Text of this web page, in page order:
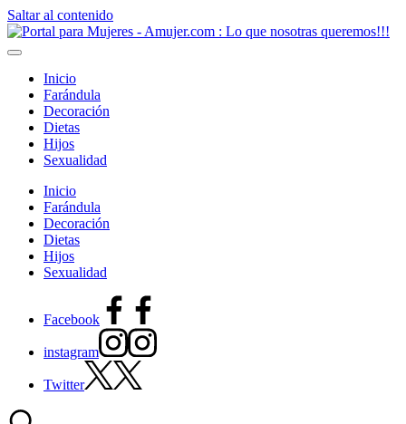
Saltar al contenido
Inicio
Farándula
Decoración
Dietas
Hijos
Sexualidad
Inicio
Farándula
Decoración
Dietas
Hijos
Sexualidad
Facebook
instagram
Twitter